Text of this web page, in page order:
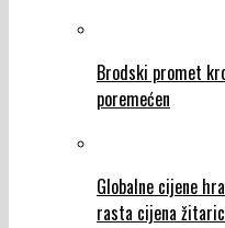
Brodski promet
poremećen
Globalne cijene
rasta cijena